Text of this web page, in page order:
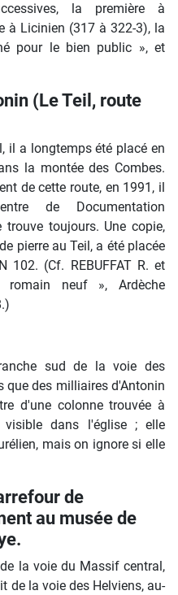
la première à
à Licinien (317 à 322-3), la
pour le bien public », et
(Le Teil, route
il a longtemps été placé en
la montée des Combes.
de cette route, en 1991, il
de Documentation
toujours. Une copie,
pierre au Teil, a été placée
(Cf. REBUFFAT R. et
neuf », Ardèche
sud de la voie des
que des milliaires d'Antonin
d'une colonne trouvée à
visible dans l'église ; elle
mais on ignore si elle
de
au musée de
la voie du Massif central,
de la voie des Helviens, au-